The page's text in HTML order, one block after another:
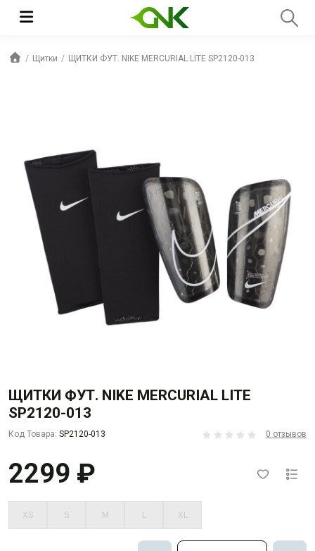
Щитки ЩИТКИ ФУТ. NIKE MERCURIAL LITE SP2120-013
ЩИТКИ ФУТ. NIKE MERCURIAL LITE
SP2120-013
Код Товара: SP2120-013 0 отзывов
2299 ₽
XS S M L XL